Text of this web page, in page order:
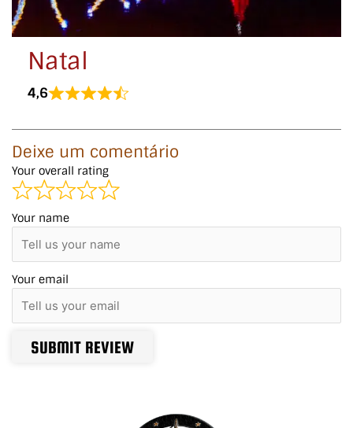
Natal
4,6
Deixe um comentário
Your overall rating
Your name
Your email
SUBMIT REVIEW